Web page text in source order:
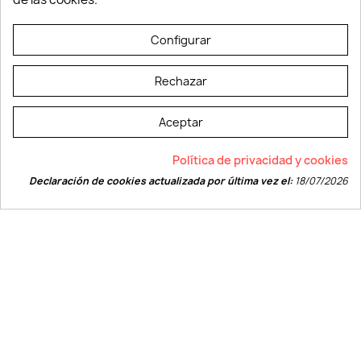
© LEVELPRINT - 2026
La página dispone de código accesible según las normas dictadas por la
W3C
Configurar
Rechazar
Aceptar
Política de privacidad y cookies
Declaración de cookies actualizada por última vez el:18/07/2026